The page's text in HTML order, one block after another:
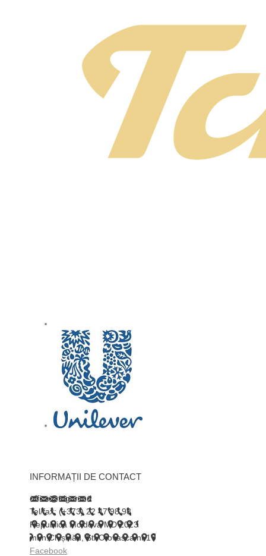
INFORMAȚII DE CONTACT
office@trigor.md
Tel/fax: (+373) 22 47 98 98
Republica Moldova MD 2023
mun.Chișinău, Str.Otovasca nr.17
Facebook